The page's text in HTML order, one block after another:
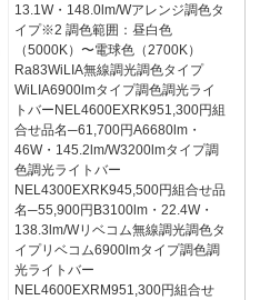
13.1W・148.0lm/Wアレンジ調色タ
イプ※2 調色範囲：昼白色
（5000K）〜電球色（2700K）
Ra83WiLIA無線調光調色タイプ
WiLIA6900lmタイプ調色調光ライ
トバーNEL4600EXRK951,300円組
合せ品名─61,700円A6680lm・
46W・145.2lm/W3200lmタイプ調
色調光ライトバー
NEL4300EXRK945,500円組合せ品
名─55,900円B3100lm・22.4W・
138.3lm/Wリベコム無線調光調色タ
イプリベコム6900lmタイプ調色調
光ライトバー
NEL4600EXRM951,300円組合せ